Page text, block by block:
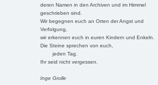
deren Namen in den Archiven und im Himmel
geschrieben sind.
Wir begegnen euch an Orten der Angst und
Verfolgung,
wir erkennen euch in euren Kindern und Enkeln.
Die Steine sprechen von euch,
jeden Tag.
Ihr seid nicht vergessen.
Inge Grolle